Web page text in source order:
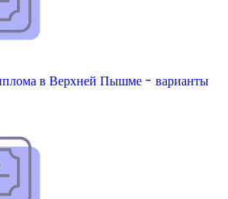
в Верхней Пышме - варианты